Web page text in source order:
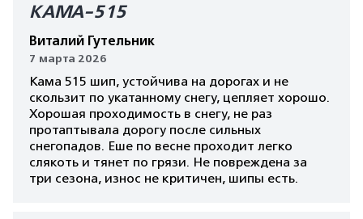
КАМА-515
Виталий Гутельник
7 марта 2026
Кама 515 шип, устойчива на дорогах и не
скользит по укатанному снегу, цепляет хорошо.
Хорошая проходимость в снегу, не раз
протаптывала дорогу после сильных
снегопадов. Еше по весне проходит легко
слякоть и тянет по грязи. Не повреждена за
три сезона, износ не критичен, шипы есть.